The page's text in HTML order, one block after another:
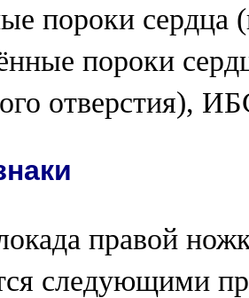
пороки
пороки
отверстия),
правой
следующими